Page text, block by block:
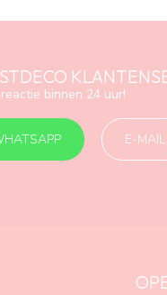
binnen 24 uur!
E-MAIL